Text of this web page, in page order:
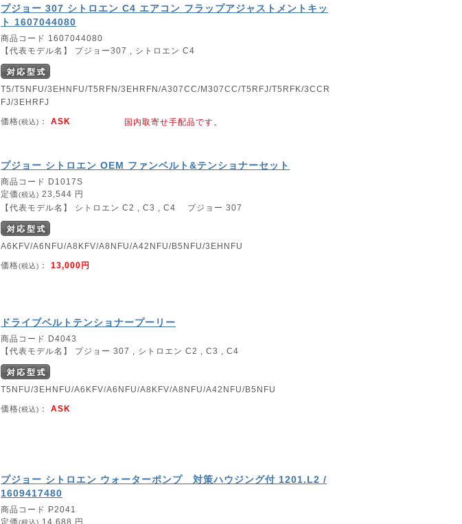
プジョー 307 シトロエン C4 エアコン フラップアジャストメントキッ
ト 1607044080
商品コード 1607044080
【代表モデル名】 プジョー307 , シトロエン C4
T5/T5NFU/3EHNFU/T5RFN/3EHRFN/A307CC/M307CC/T5RFJ/T5RFK/3CCR
FJ/3EHRFJ
価格(税込) ： ASK 国内取寄せ手配品です。
プジョー シトロエン OEM ファンベルト&テンショナーセット
商品コード D1017S
定価(税込) 23,544 円
【代表モデル名】 シトロエン C2 , C3 , C4 プジョー 307
A6KFV/A6NFU/A8KFV/A8NFU/A42NFU/B5NFU/3EHNFU
価格(税込) ： 13,000円
ドライブベルトテンショナープーリー
商品コード D4043
【代表モデル名】 プジョー 307 , シトロエン C2 , C3 , C4
T5NFU/3EHNFU/A6KFV/A6NFU/A8KFV/A8NFU/A42NFU/B5NFU
価格(税込) ： ASK
プジョー シトロエン ウォーターポンプ 対策ハウジング付 1201.L2 /
1609417480
商品コード P2041
定価(税込) 14,688 円